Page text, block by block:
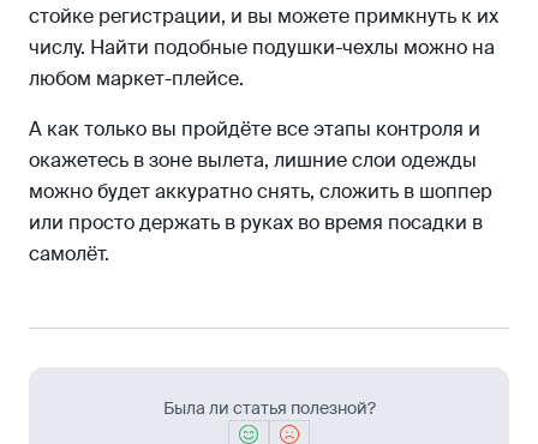
стойке регистрации, и вы можете примкнуть к их
числу. Найти подобные подушки-чехлы можно на
любом маркет-плейсе.
А как только вы пройдёте все этапы контроля и
окажетесь в зоне вылета, лишние слои одежды
можно будет аккуратно снять, сложить в шоппер
или просто держать в руках во время посадки в
самолёт.
Была ли статья полезной?